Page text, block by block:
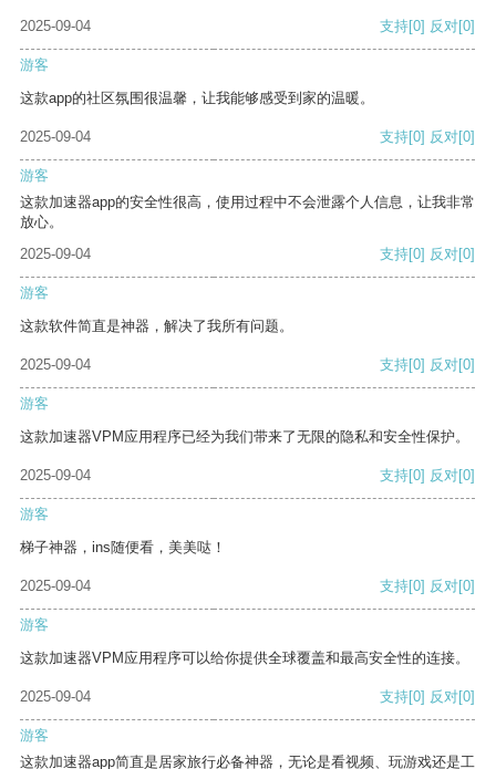
2025-09-04 支持[0] 反对[0]
游客
这款app的社区氛围很温馨，让我能够感受到家的温暖。
2025-09-04 支持[0] 反对[0]
游客
这款加速器app的安全性很高，使用过程中不会泄露个人信息，让我非常
放心。
2025-09-04
支持[0] 反对[0]
游客
这款软件简直是神器，解决了我所有问题。
2025-09-04 支持[0] 反对[0]
游客
这款加速器VPM应用程序已经为我们带来了无限的隐私和安全性保护。
2025-09-04 支持[0] 反对[0]
游客
梯子神器，ins随便看，美美哒！
2025-09-04 支持[0] 反对[0]
游客
这款加速器VPM应用程序可以给你提供全球覆盖和最高安全性的连接。
2025-09-04 支持[0] 反对[0]
游客
这款加速器app简直是居家旅行必备神器，无论是看视频、玩游戏还是工